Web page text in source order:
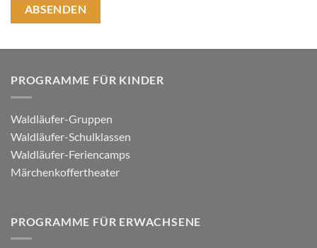
PROGRAMME FÜR KINDER
Waldläufer-Gruppen
Waldläufer-Schulklassen
Waldläufer-Feriencamps
Märchenkoffertheater
PROGRAMME FÜR ERWACHSENE